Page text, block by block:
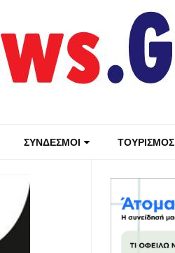
ΣΥΝΔΕΣΜΟΙ ΤΟΥΡΙΣΜΟΣ